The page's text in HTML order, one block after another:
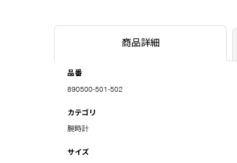
商品詳細
品番
890500-501-502
カテゴリ
腕時計
サイズ